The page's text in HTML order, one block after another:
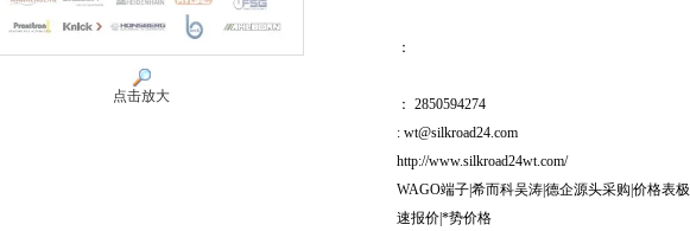
点击放大
：
： 2850594274
: wt@silkroad24.com
http://www.silkroad24wt.com/
WAGO端子|希而科吴涛|德企源头采购|价格表极
速报价|*势价格